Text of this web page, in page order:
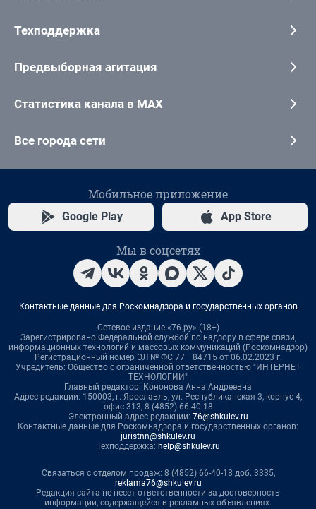
Техподдержка
Предвыборная агитация
Статистика канала в MAX
Все города сети
Мобильное приложение
Google Play App Store
Мы в соцсетях
Контактные данные для Роскомнадзора и государственных органов
Сетевое издание «76.ру» (18+)
Зарегистрировано Федеральной службой по надзору в сфере связи,
информационных технологий и массовых коммуникаций (Роскомнадзор)
Регистрационный номер ЭЛ № ФС 77– 84715 от 06.02.2023 г.
Учредитель: Общество с ограниченной ответственностью "ИНТЕРНЕТ
ТЕХНОЛОГИИ"
Главный редактор: Кононова Анна Андреевна
Адрес редакции: 150003, г. Ярославль, ул. Республиканская 3, корпус 4,
офис 313, 8 (4852) 66-40-18
Электронный адрес редакции: 76@shkulev.ru
Контактные данные для Роскомнадзора и государственных органов:
juristnn@shkulev.ru
Техподдержка: help@shkulev.ru
Связаться с отделом продаж: 8 (4852) 66-40-18 доб. 3335,
reklama76@shkulev.ru
Редакция сайта не несет ответственности за достоверность
информации, содержащейся в рекламных объявлениях.